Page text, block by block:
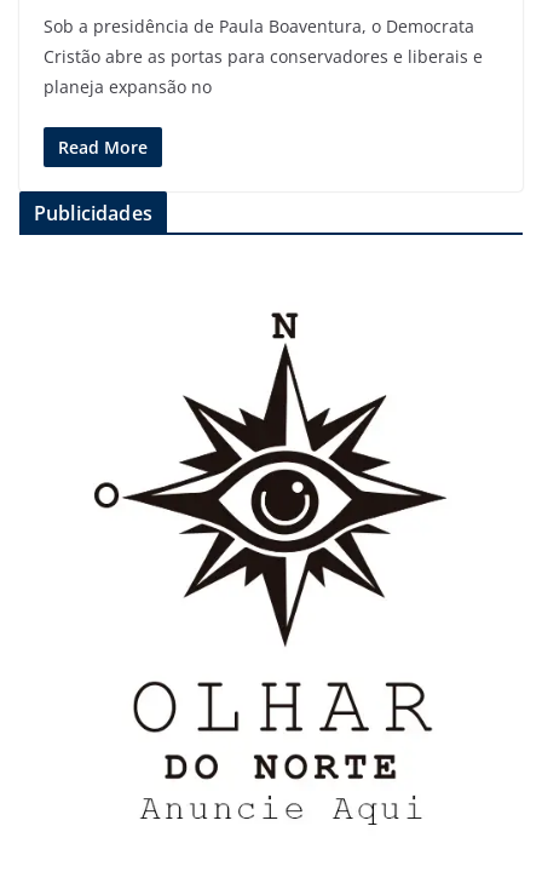
Sob a presidência de Paula Boaventura, o Democrata
Cristão abre as portas para conservadores e liberais e
planeja expansão no
Read More
Publicidades